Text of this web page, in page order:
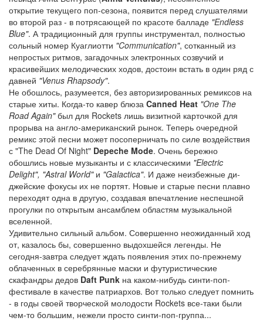
открытие текущего поп-сезона, появится перед слушателями
во второй раз - в потрясающей по красоте балладе "Endless
Blue". А традиционный для группы инструментал, полностью
сольный номер Куаглиотти "Communication", сотканный из
непростых ритмов, загадочных электронных созвучий и
красивейших мелодических ходов, достоин встать в один ряд с
давней "Venus Rhapsody".
Не обошлось, разумеется, без авторизированных ремиксов на
старые хиты. Когда-то кавер блюза Canned Heat "One The
Road Again"был для Rockets лишь визитной карточкой для
прорыва на англо-американский рынок. Теперь очередной
ремикс этой песни может посоперничать по силе воздействия
с "The Dead Of Night" Depeche Mode. Очень бережно
обошлись новые музыканты и с классическими "Electric
Delight", "Astral World"и "Galactica". И даже неизбежные ди-
джейские фокусы их не портят. Новые и старые песни плавно
переходят одна в другую, создавая впечатление неспешной
прогулки по открытым ансамблем областям музыкальной
вселенной.
Удивительно сильный альбом. Совершенно неожиданный ход
от, казалось бы, совершенно выдохшейся легенды. Не
сегодня-завтра следует ждать появления этих по-прежнему
облаченных в серебрянные маски и футуристические
скафандры дедов Daft Punk на каком-нибудь синти-поп-
фестивале в качестве патриархов. Вот только следует помнить
- в годы своей творческой молодости Rockets все-таки были
чем-то большим, нежели просто синти-поп-группа...